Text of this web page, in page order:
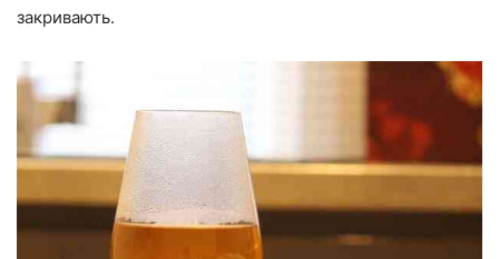
закривають.